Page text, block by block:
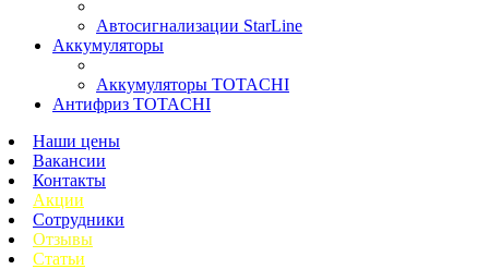
Автосигнализации StarLine
Аккумуляторы
Аккумуляторы TOTACHI
Антифриз TOTACHI
Наши цены
Вакансии
Контакты
Акции
Сотрудники
Отзывы
Статьи